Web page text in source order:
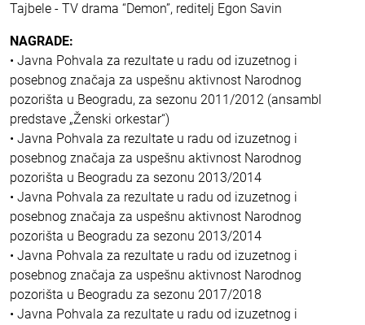
Tajbele - TV drama “Demon”, reditelj Egon Savin
NAGRADE:
• Javna Pohvala za rezultate u radu od izuzetnog i
posebnog značaja za uspešnu aktivnost Narodnog
pozorišta u Beogradu, za sezonu 2011/2012 (ansambl
predstave „Ženski orkestar“)
• Javna Pohvala za rezultate u radu od izuzetnog i
posebnog značaja za uspešnu aktivnost Narodnog
pozorišta u Beogradu za sezonu 2013/2014
• Javna Pohvala za rezultate u radu od izuzetnog i
posebnog značaja za uspešnu aktivnost Narodnog
pozorišta u Beogradu za sezonu 2013/2014
• Javna Pohvala za rezultate u radu od izuzetnog i
posebnog značaja za uspešnu aktivnost Narodnog
pozorišta u Beogradu za sezonu 2017/2018
• Javna Pohvala za rezultate u radu od izuzetnog i